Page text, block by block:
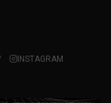
INSTAGRAM